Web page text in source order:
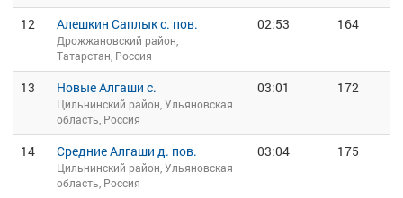
12 Алешкин Саплык с. пов.
Дрожжановский район,
Татарстан, Россия
02:53 164
13 Новые Алгаши с.
Цильнинский район, Ульяновская
область, Россия
03:01 172
14 Средние Алгаши д. пов.
Цильнинский район, Ульяновская
область, Россия
03:04 175